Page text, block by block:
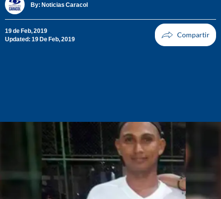
By: Noticias Caracol
19 de Feb, 2019
Updated: 19 De Feb, 2019